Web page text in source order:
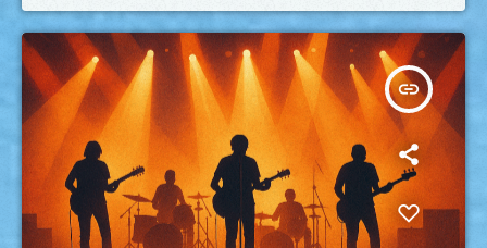
insert_link